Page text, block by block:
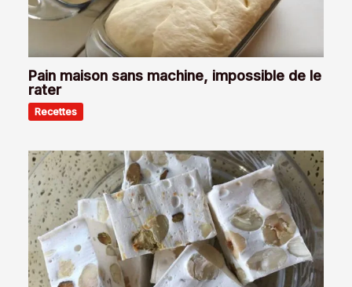
Pain maison sans machine, impossible de le
rater
Recettes